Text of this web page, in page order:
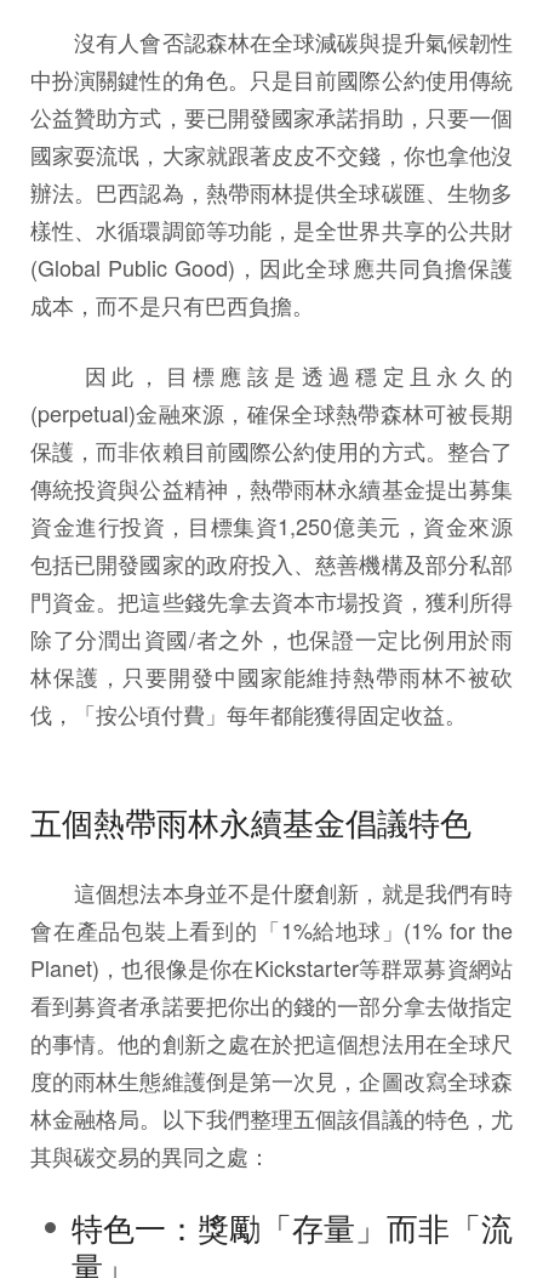
沒有人會否認森林在全球減碳與提升氣候韌性
中扮演關鍵性的角色。只是目前國際公約使用傳統
公益贊助方式，要已開發國家承諾捐助，只要一個
國家耍流氓，大家就跟著皮皮不交錢，你也拿他沒
辦法。巴西認為，熱帶雨林提供全球碳匯、生物多
樣性、水循環調節等功能，是全世界共享的公共財
(Global Public Good)，因此全球應共同負擔保護
成本，而不是只有巴西負擔。
因此，目標應該是透過穩定且永久的
(perpetual)金融來源，確保全球熱帶森林可被長期
保護，而非依賴目前國際公約使用的方式。整合了
傳統投資與公益精神，熱帶雨林永續基金提出募集
資金進行投資，目標集資1,250億美元，資金來源
包括已開發國家的政府投入、慈善機構及部分私部
門資金。把這些錢先拿去資本市場投資，獲利所得
除了分潤出資國/者之外，也保證一定比例用於雨
林保護，只要開發中國家能維持熱帶雨林不被砍
伐，「按公頃付費」每年都能獲得固定收益。
五個熱帶雨林永續基金倡議特色
這個想法本身並不是什麼創新，就是我們有時
會在產品包裝上看到的「1%給地球」(1% for the
Planet)，也很像是你在Kickstarter等群眾募資網站
看到募資者承諾要把你出的錢的一部分拿去做指定
的事情。他的創新之處在於把這個想法用在全球尺
度的雨林生態維護倒是第一次見，企圖改寫全球森
林金融格局。以下我們整理五個該倡議的特色，尤
其與碳交易的異同之處：
特色一：獎勵「存量」而非「流
量」